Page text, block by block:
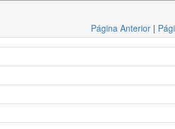
Página Anterior |